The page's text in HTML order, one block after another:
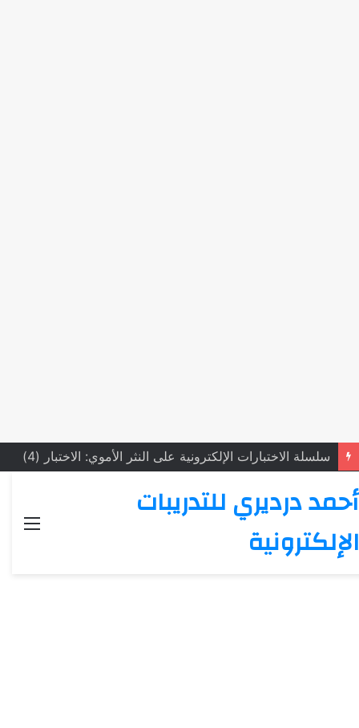
سلسلة الاختبارات الإلكترونية على النثر الأموي: الاختبار (4)
أحمد درديري للتدريبات
الإلكترونية